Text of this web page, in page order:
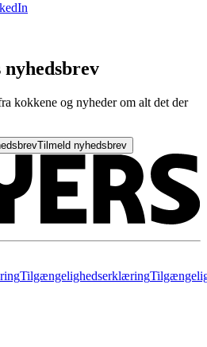
kokkene og nyheder om alt det der
Tilmeld nyhedsbrev
Tilgængelighedserklæring